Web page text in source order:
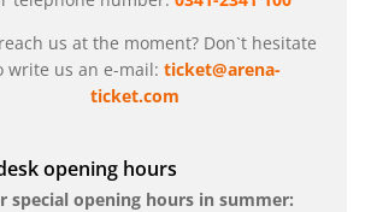
us at the moment? Don`t hesitate
write us an e-mail: ticket@arena-
ticket.com
opening hours
special opening hours in summer: